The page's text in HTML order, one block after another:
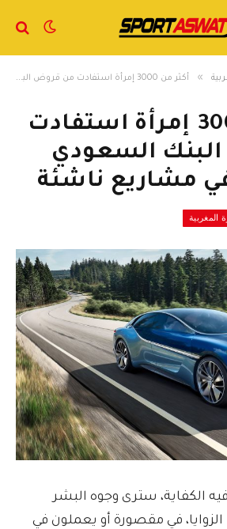
» أكثر من 3000 إمرأة استفادت من قروض البنك السعودي للتسليف في مشاريع ناشئة
أكثر من 3000 إمرأة استفادت
السعودي
مشاريع ناشئة
المغربية
الكفاية، سترى وجوه البشر
في مقصورة أو يعملون في